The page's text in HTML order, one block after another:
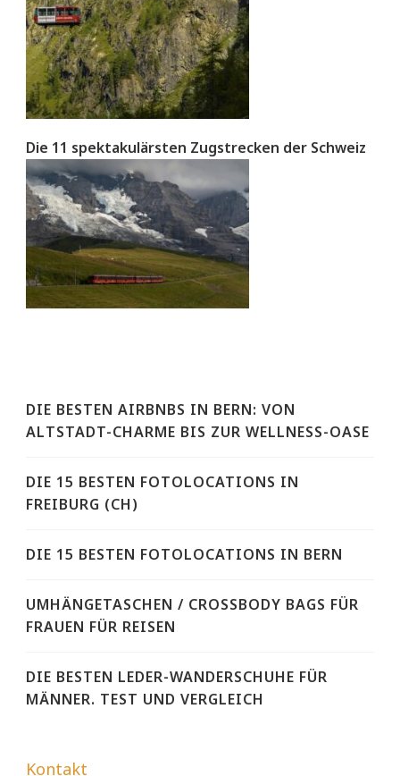
Die 11 spektakulärsten Zugstrecken der Schweiz
DIE BESTEN AIRBNBS IN BERN: VON
ALTSTADT-CHARME BIS ZUR WELLNESS-OASE
DIE 15 BESTEN FOTOLOCATIONS IN
FREIBURG (CH)
DIE 15 BESTEN FOTOLOCATIONS IN BERN
UMHÄNGETASCHEN / CROSSBODY BAGS FÜR
FRAUEN FÜR REISEN
DIE BESTEN LEDER-WANDERSCHUHE FÜR
MÄNNER. TEST UND VERGLEICH
Kontakt